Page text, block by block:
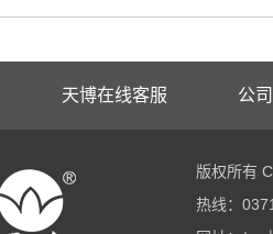
天博在线客服 公
版权所有
热线：